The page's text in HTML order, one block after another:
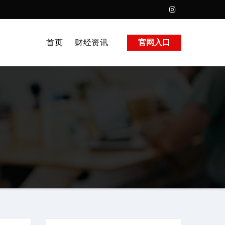
首页 财经资讯 官网入口